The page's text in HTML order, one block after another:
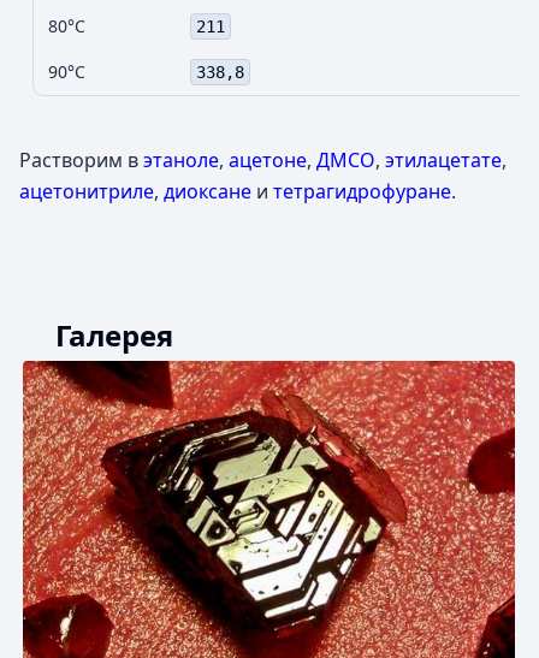
80°C 211
90°C 338,8
Растворим вэтаноле, ацетоне, ДМСО, этилацетате,
ацетонитриле, диоксане и тетрагидрофуране.
Галерея